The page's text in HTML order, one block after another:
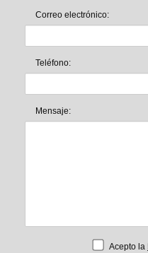
Correo electrónico:
Teléfono:
Mensaje:
Acepto la